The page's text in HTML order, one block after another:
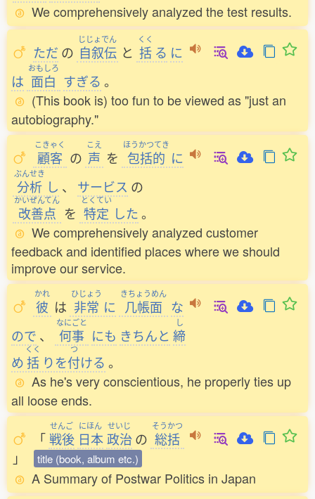
We comprehensively analyzed the test results.
ただ の
じじょでん
自叙伝 と
くく
括 る に
は
おもしろ
面白 すぎる 。
(This book is) too fun to be viewed as "just an
autobiography."
こきゃく
顧客 の
こえ
声 を
ほうかつてき
包括的 に
ぶんせき
分析 し 、 サービス の
かいぜんてん
改善点 を
とくてい
特定 した 。
We comprehensively analyzed customer
feedback and identified places where we should
improve our service.
かれ
彼 は
ひじょう
非常 に
きちょうめん
几帳面 な
ので 、
なにごと
何事 にも きちんと
し
締
め
くく
括 りを
つ
付ける 。
As he's very conscientious, he properly ties up
all loose ends.
「
せんご
戦後
にほん
日本
せいじ
政治 の
そうかつ
総括
」
title (book, album etc.)
A Summary of Postwar Politics in Japan